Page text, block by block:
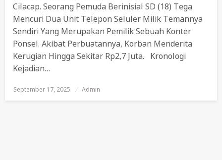
Cilacap. Seorang Pemuda Berinisial SD (18) Tega
Mencuri Dua Unit Telepon Seluler Milik Temannya
Sendiri Yang Merupakan Pemilik Sebuah Konter
Ponsel. Akibat Perbuatannya, Korban Menderita
Kerugian Hingga Sekitar Rp2,7 Juta. Kronologi
Kejadian…
Posted
On
September 17, 2025 Admin